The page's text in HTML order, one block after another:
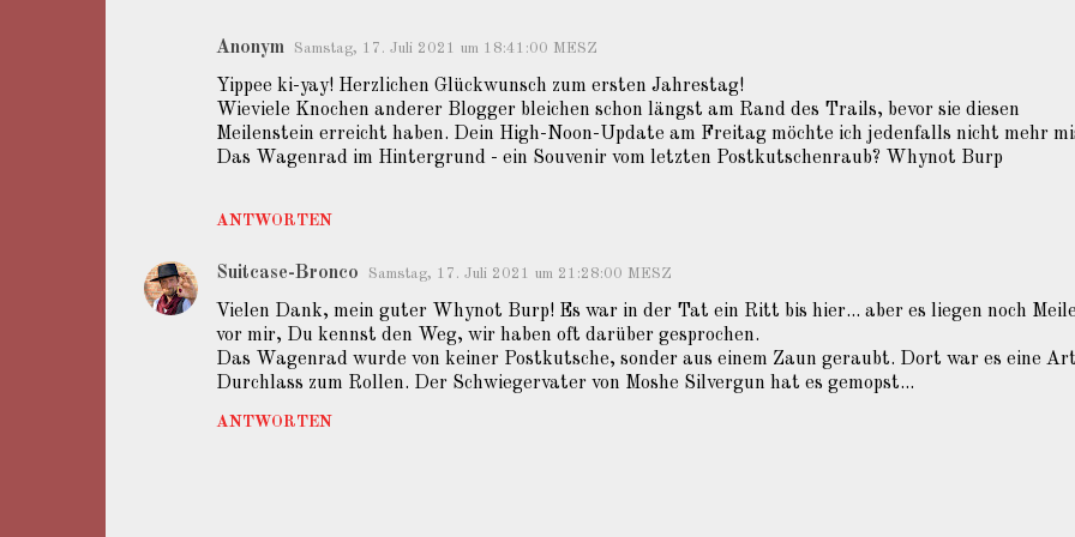
t
a
Anonym Samstag, 17. Juli 2021 um 18:41:00 MESZ
Yippee ki-yay! Herzlichen Glückwunsch zum ersten Jahrestag!
Wieviele Knochen anderer Blogger bleichen schon längst am Rand des Trails, bevor sie diesen
Meilenstein erreicht haben. Dein High-Noon-Update am Freitag möchte ich jedenfalls nicht mehr
Das Wagenrad im Hintergrund - ein Souvenir vom letzten Postkutschenraub? Whynot Burp
ANTWORTEN
Suitcase-Bronco Samstag, 17. Juli 2021 um 21:28:00 MESZ
Vielen Dank, mein guter Whynot Burp! Es war in der Tat ein Ritt bis hier... aber es liegen noch
vor mir, Du kennst den Weg, wir haben oft darüber gesprochen.
Das Wagenrad wurde von keiner Postkutsche, sonder aus einem Zaun geraubt. Dort war es eine Art
Durchlass zum Rollen. Der Schwiegervater von Moshe Silvergun hat es gemopst...
ANTWORTEN